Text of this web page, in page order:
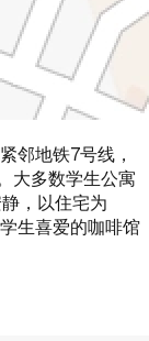
邻地铁7号线，
大多数学生公寓
，以住宅为
生喜爱的咖啡馆